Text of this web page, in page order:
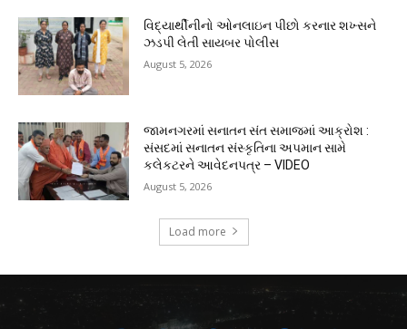
વિદ્યાર્થીનીનો ઓનલાઇન પીછો કરનાર શખ્સને
ઝડપી લેતી સાયબર પોલીસ
August 5, 2026
જામનગરમાં સનાતન સંત સમાજમાં આક્રોશ :
સંસદમાં સનાતન સંસ્કૃતિના અપમાન સામે
કલેકટરને આવેદનપત્ર – VIDEO
August 5, 2026
Load more